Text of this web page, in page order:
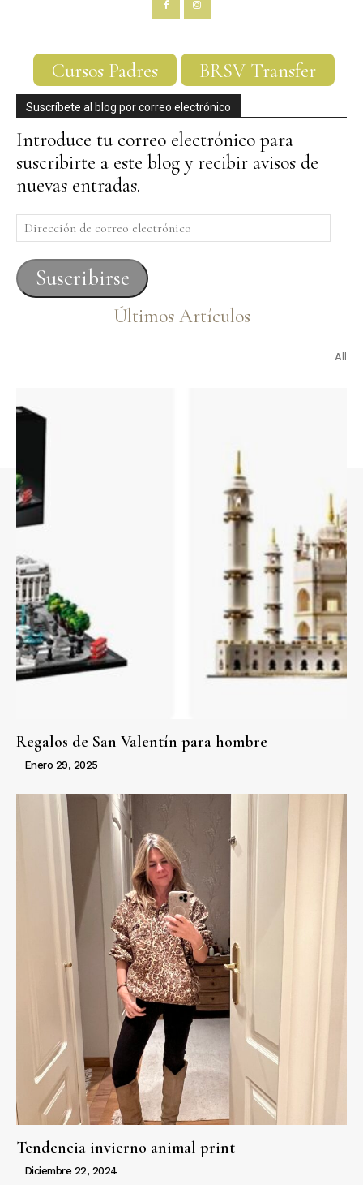
Cursos Padres BRSV Transfer
Suscríbete al blog por correo electrónico
Introduce tu correo electrónico para
suscribirte a este blog y recibir avisos de
nuevas entradas.
Dirección
de
correo
electrónico
Suscribirse
Últimos Artículos
All
Regalos de San Valentín para hombre
Enero 29, 2025
Tendencia invierno animal print
Diciembre 22, 2024